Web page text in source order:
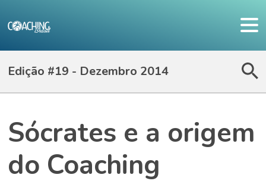
Edição #19 - Dezembro 2014
Sócrates e a origem
do Coaching